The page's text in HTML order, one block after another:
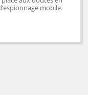
mobile.